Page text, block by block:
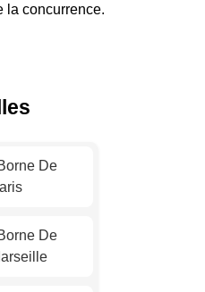
la concurrence.
De
De